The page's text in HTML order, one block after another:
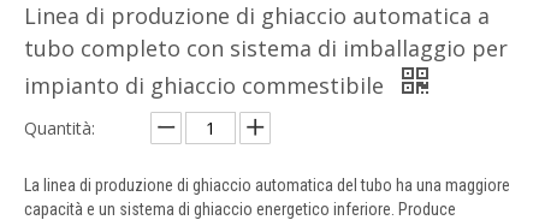
Linea di produzione di ghiaccio automatica a
tubo completo con sistema di imballaggio per
impianto di ghiaccio commestibile
Quantità:
La linea di produzione di ghiaccio automatica del tubo ha una maggiore
capacità e un sistema di ghiaccio energetico inferiore. Produce